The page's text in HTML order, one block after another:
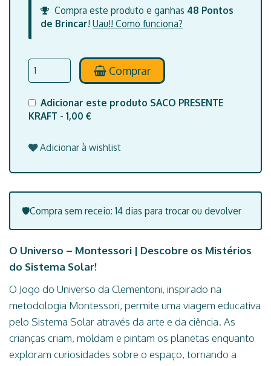
Compra este produto e ganhas 48 Pontos
de Brincar! Uau!! Como funciona?
Comprar
Adicionar este produto SACO PRESENTE
KRAFT - 1,00 €
Adicionar à wishlist
🛡️Compra sem receio: 14 dias para trocar ou devolver
O Universo – Montessori | Descobre os Mistérios
do Sistema Solar!
O Jogo do Universo da Clementoni, inspirado na
metodologia Montessori, permite uma viagem educativa
pelo Sistema Solar através da arte e da ciência. As
crianças criam, moldam e pintam os planetas enquanto
exploram curiosidades sobre o espaço, tornando a